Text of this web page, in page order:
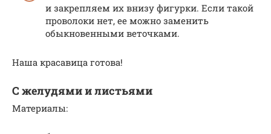
и закрепляем их внизу фигурки. Если такой
проволоки нет, ее можно заменить
обыкновенными веточками.
Наша красавица готова!
С желудями и листьями
Материалы: